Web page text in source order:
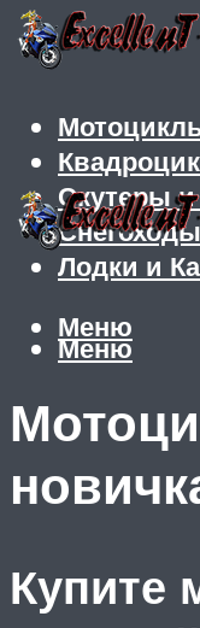
Скутеры
Снегоходы
Лодки и
Меню
Меню
Купите